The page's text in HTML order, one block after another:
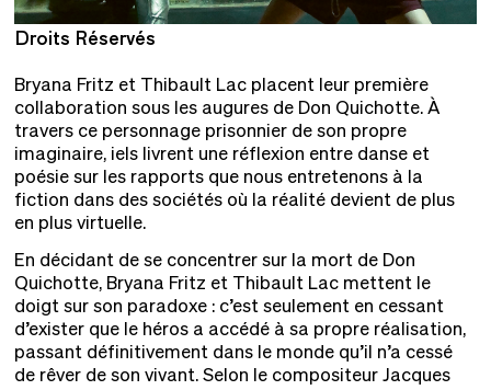
Droits Réservés
Bryana Fritz et Thibault Lac placent leur première
collaboration sous les augures de Don Quichotte. À
travers ce personnage prisonnier de son propre
imaginaire, iels livrent une réflexion entre danse et
poésie sur les rapports que nous entretenons à la
fiction dans des sociétés où la réalité devient de plus
en plus virtuelle.
En décidant de se concentrer sur la mort de Don
Quichotte, Bryana Fritz et Thibault Lac mettent le
doigt sur son paradoxe : c’est seulement en cessant
d’exister que le héros a accédé à sa propre réalisation,
passant définitivement dans le monde qu’il n’a cessé
de rêver de son vivant. Selon le compositeur Jacques